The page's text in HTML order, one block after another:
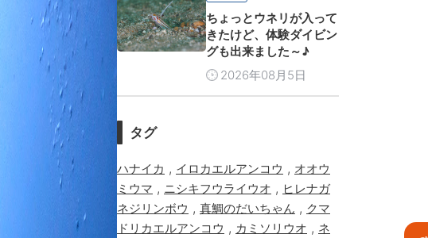
ちょっとウネリが入って
きたけど、体験ダイビン
グも出来ました～♪
2026年08月5日
タグ
ハナイカ , イロカエルアンコウ , オオウ
ミウマ , ニシキフウライウオ , ヒレナガ
ネジリンボウ , 真鯛のだいちゃん , クマ
ドリカエルアンコウ , カミソリウオ , ネ